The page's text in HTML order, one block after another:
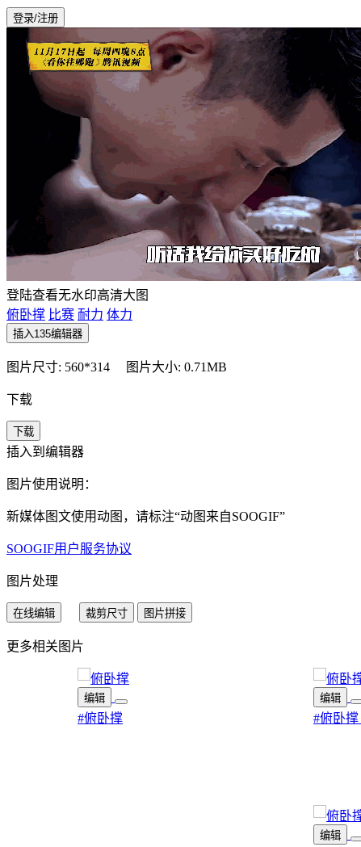
登录/注册
登陆查看无水印高清大图
俯卧撑 比赛 耐力 体力
插入135编辑器
图片尺寸: 560*314 图片大小: 0.71MB
下载
下载
插入到编辑器
图片使用说明：
新媒体图文使用动图，请标注“动图来自SOOGIF”
SOOGIF用户服务协议
图片处理
在线编辑 裁剪尺寸 图片拼接
更多相关图片
编辑
#俯卧撑
编辑
#俯卧撑
编辑